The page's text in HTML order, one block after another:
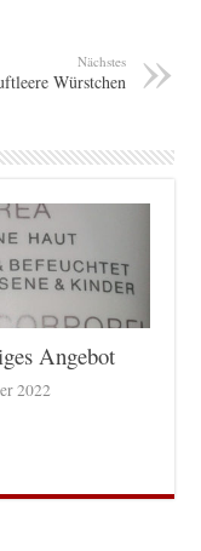
Nächstes
Würstchen
Angebot
2022